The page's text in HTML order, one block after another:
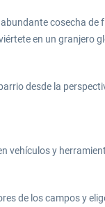
cosecha
en un granjero
desde la
vehículos y
de los campos y